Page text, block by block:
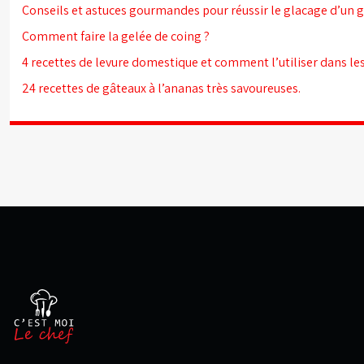
Conseils et astuces gourmandes pour réussir le glacage d’un
Comment faire la gelée de coing ?
4 recettes de levure domestique et comment l’utiliser dans
24 recettes de gâteaux à l’ananas très savoureuses.